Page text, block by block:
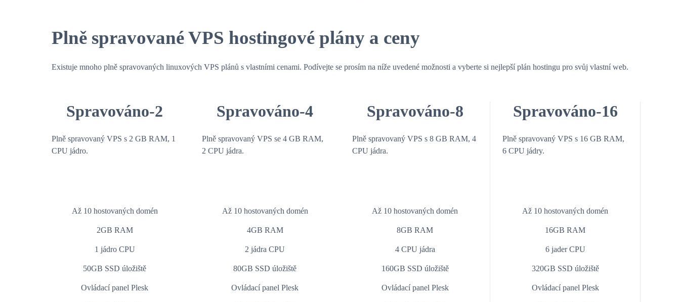
Plně spravované VPS hostingové plány a ceny
Existuje mnoho plně spravovaných linuxových VPS plánů s vlastními cenami. Podívejte se prosím na níže uvedené možnosti a vyberte si nejlepší plán hostingu pro svůj vlastní web.
Spravováno-2
Plně spravovaný VPS s 2 GB RAM, 1
CPU jádro.
Až 10 hostovaných domén
2GB RAM
1 jádro CPU
50GB SSD úložiště
Ovládací panel Plesk
Spravováno-4
Plně spravovaný VPS se 4 GB RAM,
2 CPU jádra.
Až 10 hostovaných domén
4GB RAM
2 jádra CPU
80GB SSD úložiště
Ovládací panel Plesk
Spravováno-8
Plně spravovaný VPS s 8 GB RAM, 4
CPU jádra.
Až 10 hostovaných domén
8GB RAM
4 CPU jádra
160GB SSD úložiště
Ovládací panel Plesk
Spravováno-16
Plně spravovaný VPS s 16 GB RAM,
6 CPU jádry.
Až 10 hostovaných domén
16GB RAM
6 jader CPU
320GB SSD úložiště
Ovládací panel Plesk